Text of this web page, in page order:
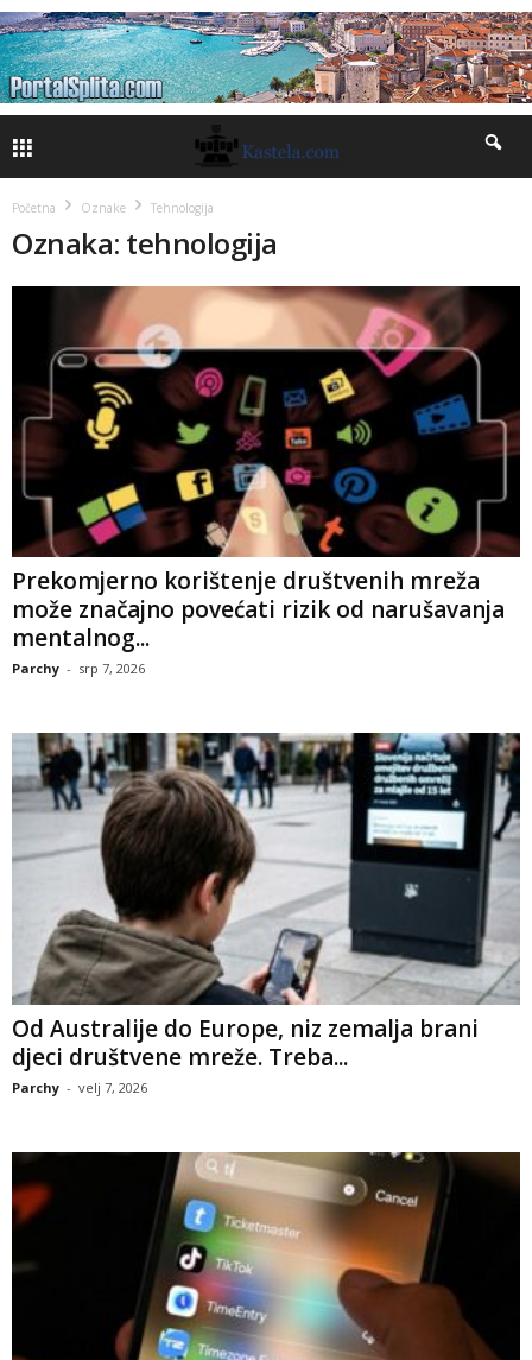
Početna Oznake Tehnologija
Oznaka: tehnologija
Prekomjerno korištenje društvenih mreža
može značajno povećati rizik od narušavanja
mentalnog...
Parchy - srp 7, 2026
Od Australije do Europe, niz zemalja brani
djeci društvene mreže. Treba...
Parchy - velj 7, 2026